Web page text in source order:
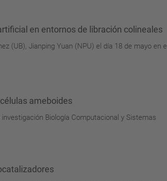
en entornos de libración colineales
(UB), Jianping Yuan (NPU) el día 18 de mayo en el
ameboides
Biología Computacional y Sistemas